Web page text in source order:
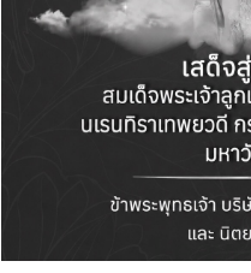
No comments yet.